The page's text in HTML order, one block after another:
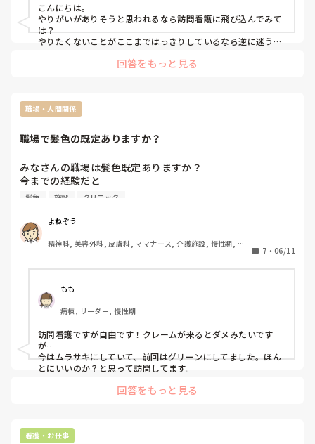
基本的に家族に電話報告したり入所先に電話報告して終了で
す。
入所施設の看護師は入所者を家族のように考えないと務まら
私は訪問看護師として働いたとして務まるのか、オンコール
通所施設だと物足りなさと無力感を感じ、入所施設だと入所
者に寄り添い続けないといけないプレッシャーを感じます。
訪問看護のほうが他職種との連携、看護計画、医師の指示に
そってケアし大変だけどやりがいをもてるのかなと考えてま
す。精神科看護をメインにしているとこは働く条件として、
オンコールなしは魅力的ですけど、私のやりたい看護ではな
いです。勝手ながら精神科看護は終わりのみえない果てしな
い感じがして重苦しく感じます。精神科看護に詳しくないの
こんにちは。
やりがいがありそうと思われるなら訪問看護に飛び込んでみて
は？
やりたくないことがここまではっきりしているなら逆に迷うこ
オンコール対応のない、もしくは少ない場所を探してみては？
回答をもっと見る
職場・人間関係
職場で髪色の既定ありますか？
みなさんの職場は髪色既定ありますか？
今までの経験だと
精神科→あり(厳しめ)
介護施設→あり(ゆるめ)
でした。
他の分野だとどんな感じですか？？？？
髪色 施設 クリニック
よねぞう
精神科, 美容外科, 皮膚科, ママナース, 介護施設, 慢性期, 回
7 ・ 06/11
もも
病棟, リーダー, 慢性期
訪問看護ですが自由です！クレームが来るとダメみたいです
が…
今はムラサキにしていて、前回はグリーンにしてました。ほん
とにいいのか？と思って訪問してます。
回答をもっと見る
看護・お仕事